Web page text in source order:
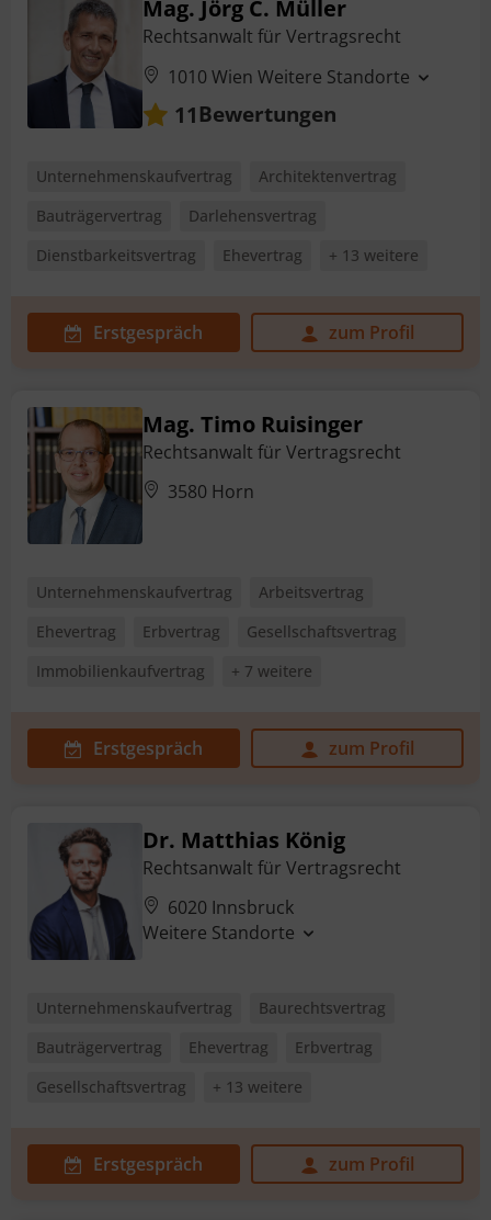
Mag. Jörg C. Müller
Rechtsanwalt für Vertragsrecht
1010 Wien Weitere Standorte
11Bewertungen
Unternehmenskaufvertrag
Architektenvertrag
Bauträgervertrag
Darlehensvertrag
Dienstbarkeitsvertrag
Ehevertrag + 13 weitere
Erstgespräch zum Profil
Mag. Timo Ruisinger
Rechtsanwalt für Vertragsrecht
3580 Horn
Unternehmenskaufvertrag
Arbeitsvertrag
Ehevertrag
Erbvertrag
Gesellschaftsvertrag
Immobilienkaufvertrag
+ 7 weitere
Erstgespräch zum Profil
Dr. Matthias König
Rechtsanwalt für Vertragsrecht
6020 Innsbruck
Weitere Standorte
Unternehmenskaufvertrag
Baurechtsvertrag
Bauträgervertrag
Ehevertrag
Erbvertrag
Gesellschaftsvertrag
+ 13 weitere
Erstgespräch zum Profil